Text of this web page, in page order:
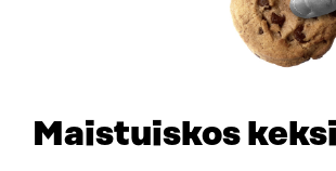
Maistuiskos
fornamn.efternamn@sitra.fi